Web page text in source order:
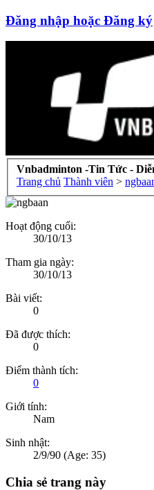
Đăng nhập hoặc Đăng ký
Vnbadminton -Tin Tức -
Trang chủ Thành viên >
Hoạt động cuối:
30/10/13
Tham gia ngày:
30/10/13
Bài viết:
0
Đã được thích:
0
Điểm thành tích:
0
Giới tính:
Nam
Sinh nhật:
2/9/90 (Age: 35)
Chia sẻ trang này